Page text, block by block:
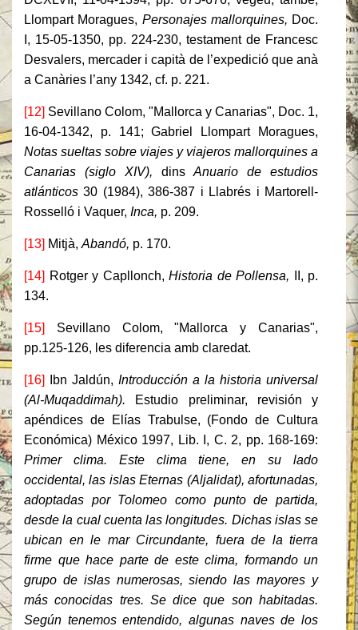
Llompart Moragues, Personajes mallorquines, Doc.
I, 15-05-1350, pp. 224-230, testament de Francesc
Desvalers, mercader i capità de l’expedició que anà
a Canàries l’any 1342, cf. p. 221.
[12] Sevillano Colom, "Mallorca y Canarias", Doc. 1,
16-04-1342, p. 141; Gabriel Llompart Moragues,
Notas sueltas sobre viajes y viajeros mallorquines a
Canarias (siglo XIV), dinsAnuario de estudios
atlánticos 30 (1984), 386-387 i Llabrés i Martorell-
Rosselló i Vaquer, Inca, p. 209.
[13] Mitjà, Abandó, p. 170.
[14] Rotger y Capllonch, Historia de Pollensa,
II, p.
134.
[15]
Sevillano Colom, "Mallorca y Canarias",
pp.125-126, les diferencia amb claredat.
[16] Ibn Jaldún, Introducción a la historia universal
(Al-Muqaddimah).
Estudio preliminar, revisión y
apéndices de Elías Trabulse, (Fondo de Cultura
Económica) México 1997, Lib. I, C. 2, pp. 168-169:
Primer clima. Este clima tiene, en su lado
occidental, las islas Eternas (Aljalidat), afortunadas,
adoptadas por Tolomeo como punto de partida,
desde la cual cuenta las longitudes. Dichas islas se
ubican en le mar Circundante, fuera de la tierra
firme que hace parte de este clima, formando un
grupo de islas numerosas, siendo las mayores y
más conocidas tres. Se dice que son habitadas.
Según tenemos entendido, algunas naves de los